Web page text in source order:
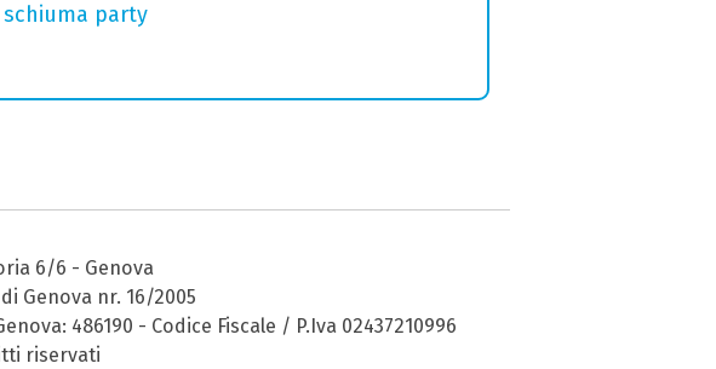
party
6/6 - Genova
Genova nr. 16/2005
486190 - Codice Fiscale / P.Iva 02437210996
riservati